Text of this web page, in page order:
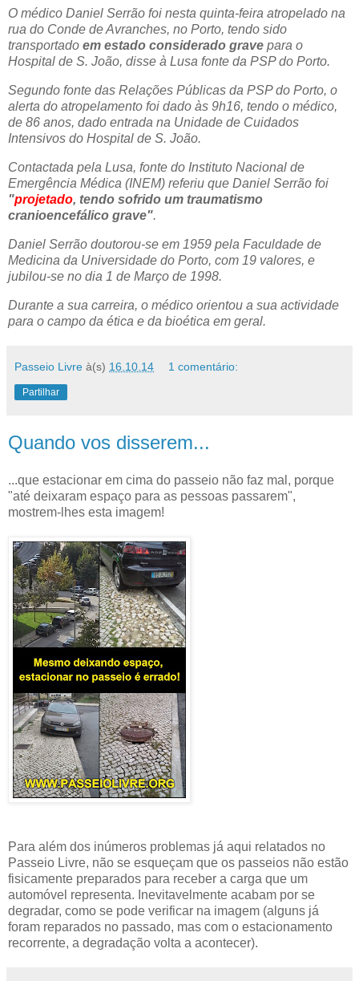
O médico Daniel Serrão foi nesta quinta-feira atropelado na
rua do Conde de Avranches, no Porto, tendo sido
transportado em estado considerado grave para o
Hospital de S. João, disse à Lusa fonte da PSP do Porto.
Segundo fonte das Relações Públicas da PSP do Porto, o
alerta do atropelamento foi dado às 9h16, tendo o médico,
de 86 anos, dado entrada na Unidade de Cuidados
Intensivos do Hospital de S. João.
Contactada pela Lusa, fonte do Instituto Nacional de
Emergência Médica (INEM) referiu que Daniel Serrão foi
"projetado, tendo sofrido um traumatismo
cranioencefálico grave".
Daniel Serrão doutorou-se em 1959 pela Faculdade de
Medicina da Universidade do Porto, com 19 valores, e
jubilou-se no dia 1 de Março de 1998.
Durante a sua carreira, o médico orientou a sua actividade
para o campo da ética e da bioética em geral.
Passeio Livre à(s) 16.10.14 1 comentário:
Partilhar
Quando vos disserem...
...que estacionar em cima do passeio não faz mal, porque
"até deixaram espaço para as pessoas passarem",
mostrem-lhes esta imagem!
Para além dos inúmeros problemas já aqui relatados no
Passeio Livre, não se esqueçam que os passeios não estão
fisicamente preparados para receber a carga que um
automóvel representa. Inevitavelmente acabam por se
degradar, como se pode verificar na imagem (alguns já
foram reparados no passado, mas com o estacionamento
recorrente, a degradação volta a acontecer).